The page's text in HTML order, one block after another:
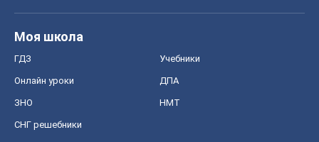
Моя школа
ГДЗ Учебники
Онлайн уроки ДПА
ЗНО НМТ
СНГ решебники